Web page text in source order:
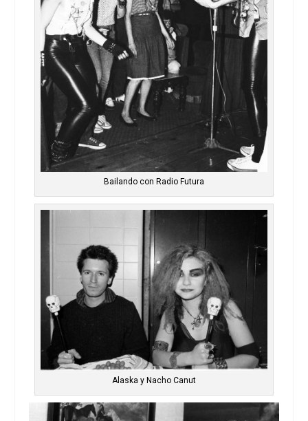
Bailando con Radio Futura
Alaska y Nacho Canut